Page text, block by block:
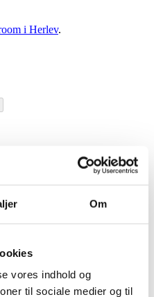
Om
vores indhold og
til sociale medier og til
i Herlev.